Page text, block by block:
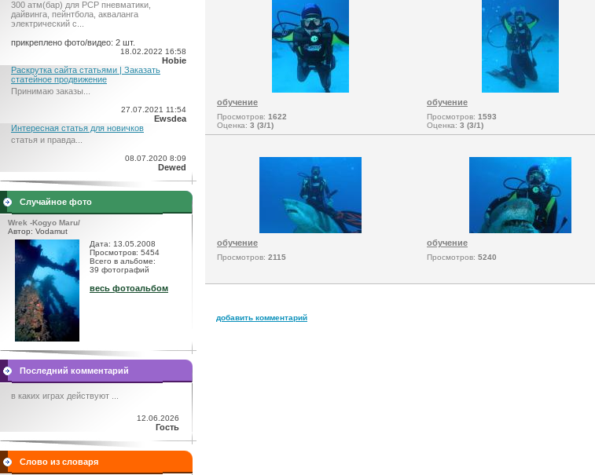
300 атм(бар) для PCP пневматики,
дайвинга, пейнтбола, акваланга
электрический c...
прикреплено фото/видео: 2 шт.
18.02.2022 16:58
Hobie
Раскрутка сайта статьями | Заказать
статейное продвижение
Принимаю заказы...
27.07.2021 11:54
Ewsdea
Интересная статья для новичков
статья и правда...
08.07.2020 8:09
Dewed
Случайное фото
Wrek -Kogyo Maru/
Автор: Vodamut
Дата: 13.05.2008
Просмотров: 5454
Всего в альбоме:
39 фотографий
весь фотоальбом
Последний комментарий
в каких играх действуют ...
12.06.2026
Гость
Слово из словаря
обучение
Просмотров: 1622
Оценка: 3 (3/1)
обучение
Просмотров: 1593
Оценка: 3 (3/1)
обучение
Просмотров: 2115
обучение
Просмотров: 5240
добавить комментарий